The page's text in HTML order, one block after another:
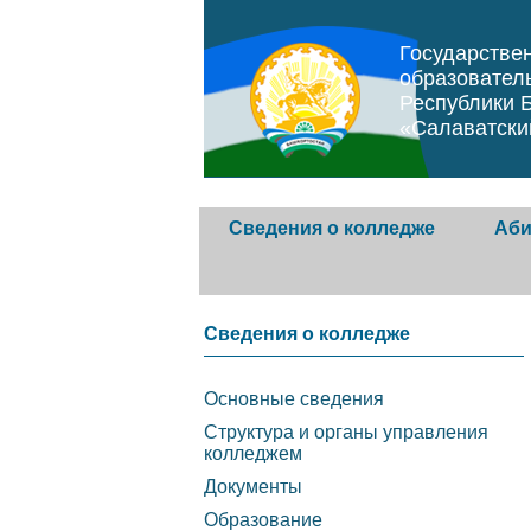
Республики
Сведения о колледже
Основные сведения
управления колледжем
Документы
Образование
Сведения о колледже
Основные сведения
Структура и органы управления
колледжем
Документы
Образование